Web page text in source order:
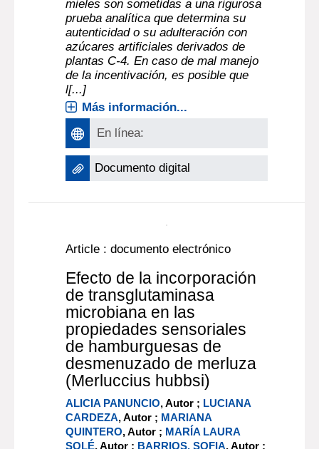
VERÓNICA BERRIEL , Autor |
En INNOTEC (No. 16, jul.-dic. 2018)
En el mercado internacional, las
mieles son sometidas a una rigurosa
prueba analítica que determina su
autenticidad o su adulteración con
azúcares artificiales derivados de
plantas C-4. En caso de mal manejo
de la incentivación, es posible que
l[...]
Más información...
Documento digital
Article : documento electrónico
Efecto de la incorporación
de transglutaminasa
microbiana en las
propiedades sensoriales
de hamburguesas de
desmenuzado de merluza
(Merluccius hubbsi)